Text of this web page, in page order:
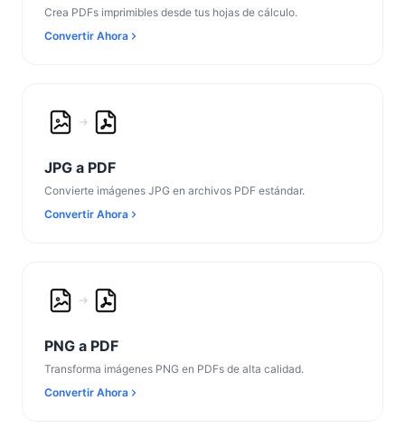
Crea PDFs imprimibles desde tus hojas de cálculo.
Convertir Ahora
JPG a PDF
Convierte imágenes JPG en archivos PDF estándar.
Convertir Ahora
PNG a PDF
Transforma imágenes PNG en PDFs de alta calidad.
Convertir Ahora